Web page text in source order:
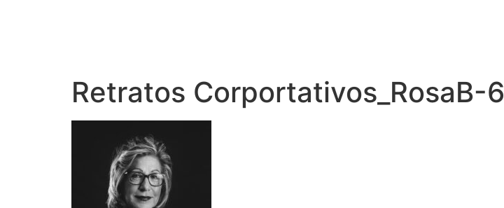
Retratos Corportativos_RosaB-6